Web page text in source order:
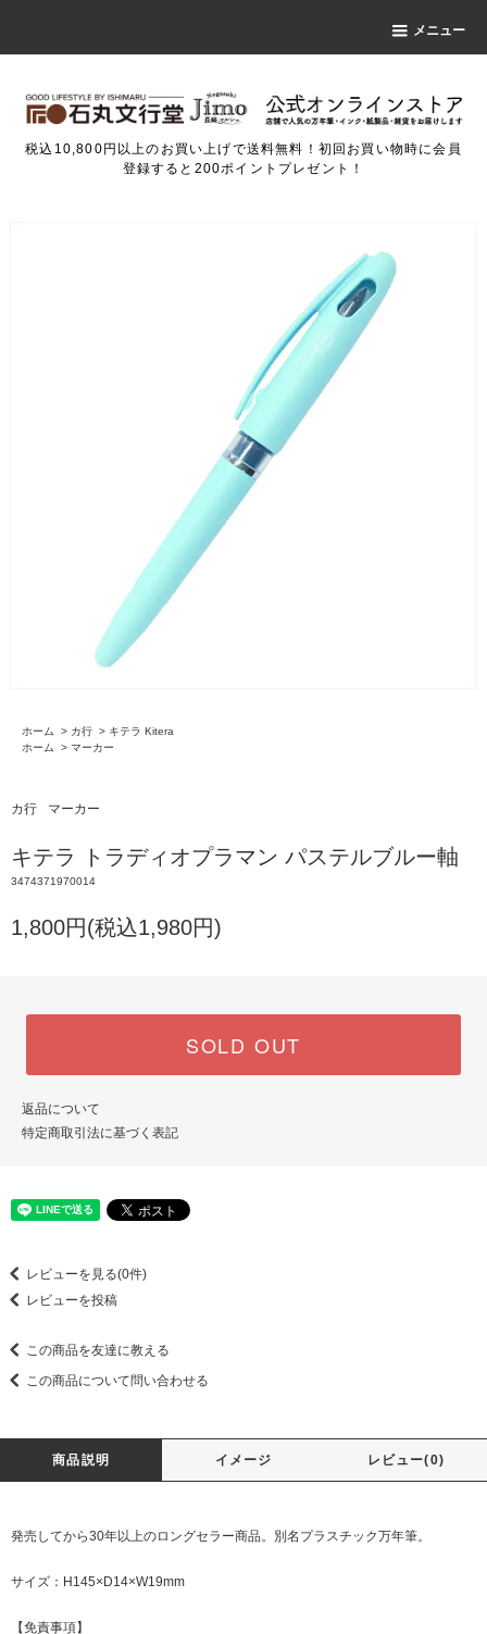
メニュー
税込10,800円以上のお買い上げで送料無料！初回お買い物時に会員
登録すると200ポイントプレゼント！
ホーム > カ行 > キテラ Kitera
ホーム
> マーカー
カ行 マーカー
キテラ トラディオプラマン パステルブルー軸
3474371970014
1,800円(税込1,980円)
SOLD OUT
返品について
特定商取引法に基づく表記
レビューを見る(0件)
レビューを投稿
この商品を友達に教える
この商品について問い合わせる
商品説明 イメージ レビュー(0)
発売してから30年以上のロングセラー商品。別名プラスチック万年筆。
サイズ：H145×D14×W19mm
【免責事項】